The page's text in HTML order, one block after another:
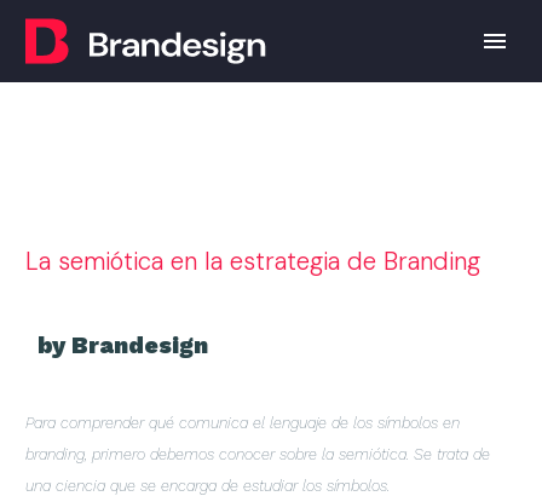
La semiótica en la estrategia de Branding
by Brandesign
Para comprender qué comunica el lenguaje de los símbolos en
branding, primero debemos conocer sobre la semiótica. Se trata de
una ciencia que se encarga de estudiar los símbolos.